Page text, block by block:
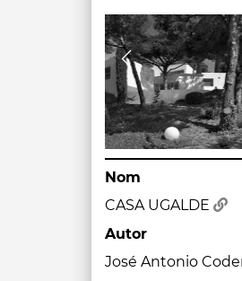
Nom
CASA UGALDE
Autor
José Antonio